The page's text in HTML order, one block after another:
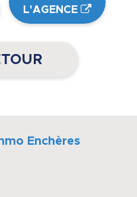
L'AGENCE
Enchères